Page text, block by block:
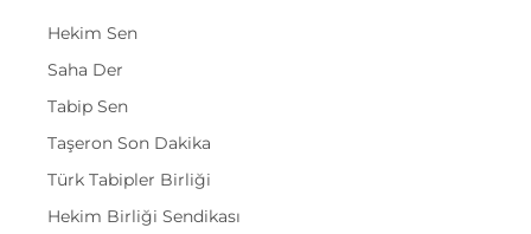
Hekim Sen
Saha Der
Tabip Sen
Taşeron Son Dakika
Türk Tabipler Birliği
Hekim Birliği Sendikası